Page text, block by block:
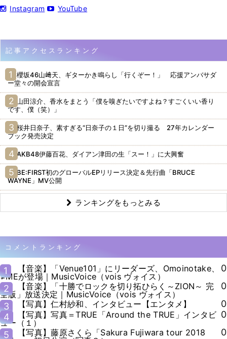
Instagram YouTube
記事アクセスランキング
櫻坂46山﨑天、ギターかき鳴らし「行くぞー！」 応援アンバサダ
ー堂々の開会宣言
山田涼介、香水をまとう「僕を嗅ぎたいですよね？すごくいい香り
です、僕（笑）」
桜井日奈子、素すぎる“日奈子の１日”を切り撮る 27年カレンダー
ブック発売決定
AKB48伊藤百花、ダイアン津田の生「スー！」に大興奮
BE:FIRST初のグローバルEPリリース決定＆先行曲「BRUCE
WAYNE」MV公開
ランキングをもっとみる
コメントランキング
1
【音楽】「Venue101」にリーダーズ、Omoinotake、
≠MEが登場｜MusicVoice（vois ヴォイス）
0
2
【音楽】「十勝でロックを切り拓ひらく～ZION～ 完
全版」放送決定｜MusicVoice（vois ヴォイス）
0
3
【写真】仁村紗和、インタビュー【エンタメ】
0
4
【写真】写真＝TRUE「Around the TRUE」インタビ
ュー（１）
0
5
【写真】藤原さくら「Sakura Fujiwara tour 2018
0